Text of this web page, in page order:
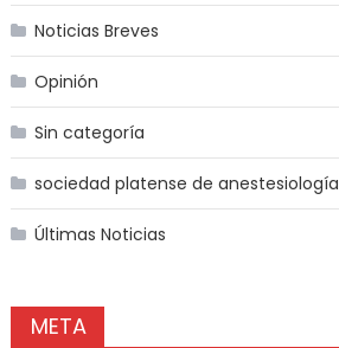
Noticias Breves
Opinión
Sin categoría
sociedad platense de anestesiología
Últimas Noticias
META